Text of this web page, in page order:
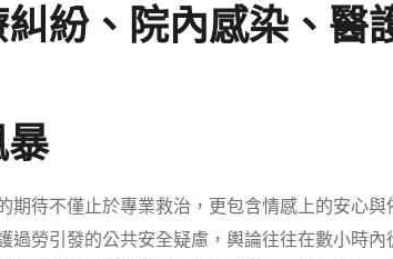
紛、院內感染、醫
待不僅止於專業救治，更包含情感上的安心與
勞引發的公共安全疑慮，輿論往往在數小時內